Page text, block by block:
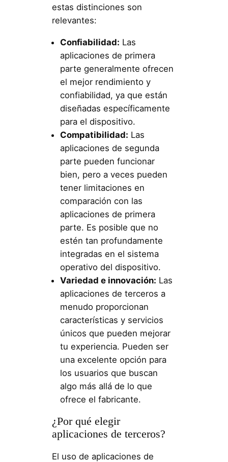
estas distinciones son
relevantes:
Confiabilidad: Las
aplicaciones de primera
parte generalmente ofrecen
el mejor rendimiento y
confiabilidad, ya que están
diseñadas específicamente
para el dispositivo.
Compatibilidad: Las
aplicaciones de segunda
parte pueden funcionar
bien, pero a veces pueden
tener limitaciones en
comparación con las
aplicaciones de primera
parte. Es posible que no
estén tan profundamente
integradas en el sistema
operativo del dispositivo.
Variedad e innovación: Las
aplicaciones de terceros a
menudo proporcionan
características y servicios
únicos que pueden mejorar
tu experiencia. Pueden ser
una excelente opción para
los usuarios que buscan
algo más allá de lo que
ofrece el fabricante.
¿Por qué elegir
aplicaciones de terceros?
El uso de aplicaciones de